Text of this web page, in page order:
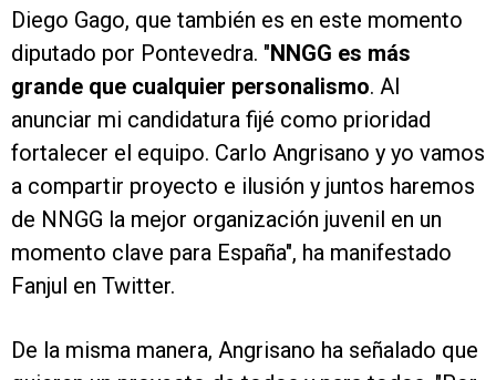
Diego Gago, que también es en este momento
diputado por Pontevedra. "NNGG es más
grande que cualquier personalismo. Al
anunciar mi candidatura fijé como prioridad
fortalecer el equipo. Carlo Angrisano y yo vamos
a compartir proyecto e ilusión y juntos haremos
de NNGG la mejor organización juvenil en un
momento clave para España", ha manifestado
Fanjul en Twitter.
De la misma manera, Angrisano ha señalado que